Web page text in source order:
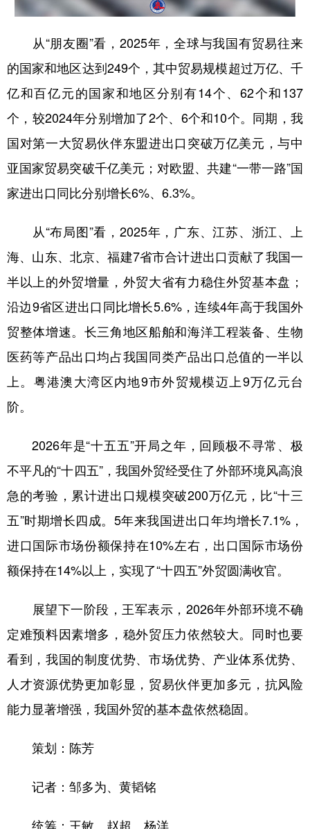
从“朋友圈”看，2025年，全球与我国有贸易往来
的国家和地区达到249个，其中贸易规模超过万亿、千
亿和百亿元的国家和地区分别有14个、62个和137
个，较2024年分别增加了2个、6个和10个。同期，我
国对第一大贸易伙伴东盟进出口突破万亿美元，与中
亚国家贸易突破千亿美元；对欧盟、共建“一带一路”国
家进出口同比分别增长6%、6.3%。
从“布局图”看，2025年，广东、江苏、浙江、上
海、山东、北京、福建7省市合计进出口贡献了我国一
半以上的外贸增量，外贸大省有力稳住外贸基本盘；
沿边9省区进出口同比增长5.6%，连续4年高于我国外
贸整体增速。长三角地区船舶和海洋工程装备、生物
医药等产品出口均占我国同类产品出口总值的一半以
上。粤港澳大湾区内地9市外贸规模迈上9万亿元台
阶。
2026年是“十五五”开局之年，回顾极不寻常、极
不平凡的“十四五”，我国外贸经受住了外部环境风高浪
急的考验，累计进出口规模突破200万亿元，比“十三
五”时期增长四成。5年来我国进出口年均增长7.1%，
进口国际市场份额保持在10%左右，出口国际市场份
额保持在14%以上，实现了“十四五”外贸圆满收官。
展望下一阶段，王军表示，2026年外部环境不确
定难预料因素增多，稳外贸压力依然较大。同时也要
看到，我国的制度优势、市场优势、产业体系优势、
人才资源优势更加彰显，贸易伙伴更加多元，抗风险
能力显著增强，我国外贸的基本盘依然稳固。
策划：陈芳
记者：邹多为、黄韬铭
统筹：王敏、赵超、杨洋